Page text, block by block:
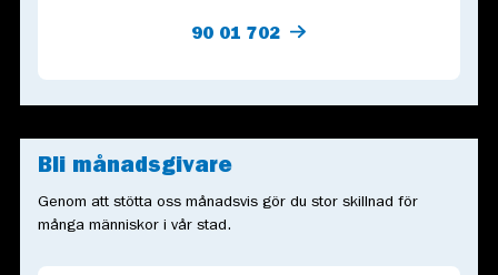
90 01 702
Bli månadsgivare
Genom att stötta oss månadsvis gör du stor skillnad för
många människor i vår stad.